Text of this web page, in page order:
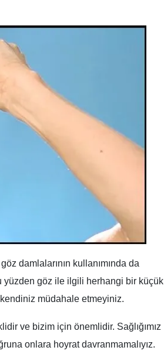
damlalarının kullanımında da
göz ile ilgili herhangi bir küçük
müdahale etmeyiniz.
ve bizim için önemlidir. Sağlığımız
onlara hoyrat davranmamalıyız.